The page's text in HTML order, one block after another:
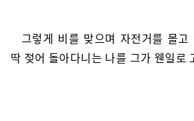
그렇게 비를 맞으며 자전거를 몰
딱 젖어 돌아다니는 나를 그가 웬일로